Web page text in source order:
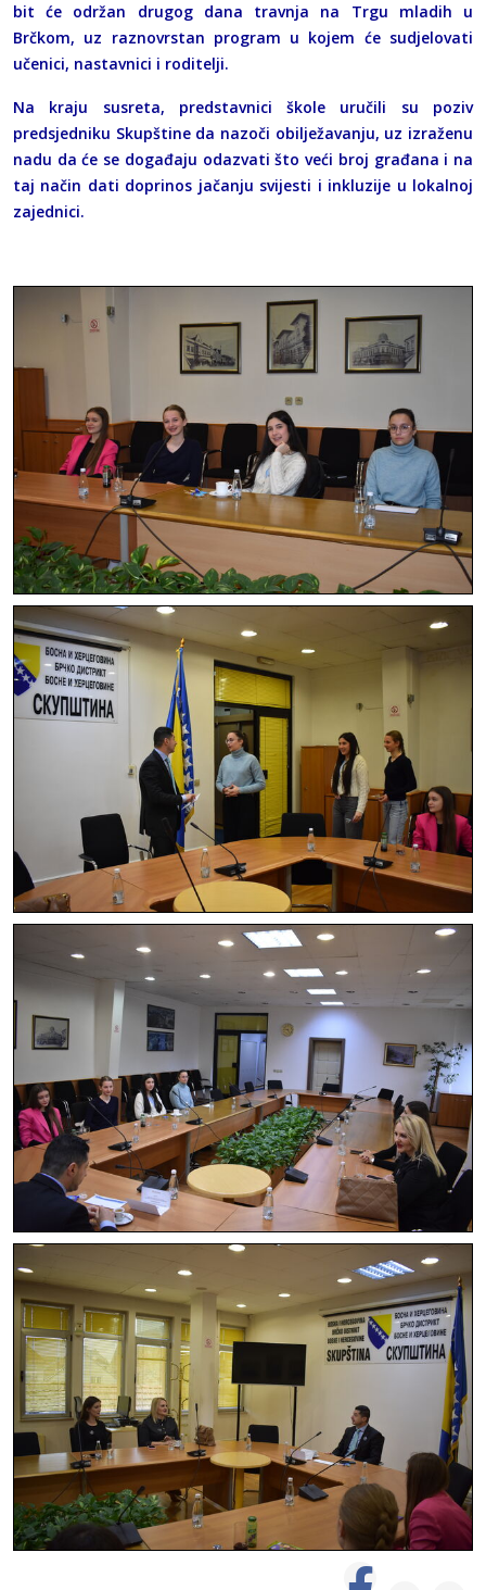
bit će održan drugog dana travnja na Trgu mladih u
Brčkom, uz raznovrstan program u kojem će sudjelovati
učenici, nastavnici i roditelji.
Na kraju susreta, predstavnici škole uručili su poziv
predsjedniku Skupštine da nazoči obilježavanju, uz izraženu
nadu da će se događaju odazvati što veći broj građana i na
taj način dati doprinos jačanju svijesti i inkluzije u lokalnoj
zajednici.